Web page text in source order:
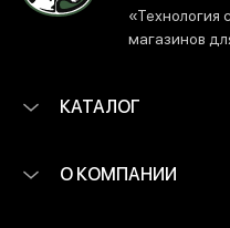
«Технология
магазинов
КАТАЛОГ
О КОМПАНИИ